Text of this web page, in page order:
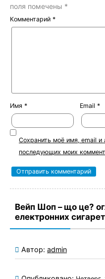
поля помечены *
Комментарий *
Имя * Email *
Сохранить моё имя, email и
последующих моих
Вейп Шоп – що це?
електронних сигарет
Автор: admin